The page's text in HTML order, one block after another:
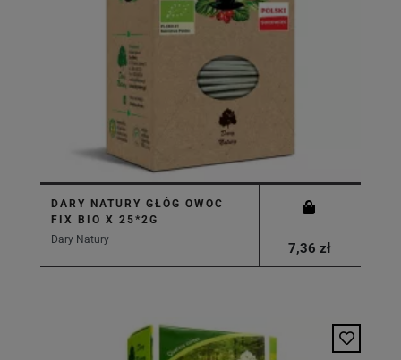
DARY NATURY GŁÓG OWOC
FIX BIO X 25*2G
Dary Natury
7,36 zł